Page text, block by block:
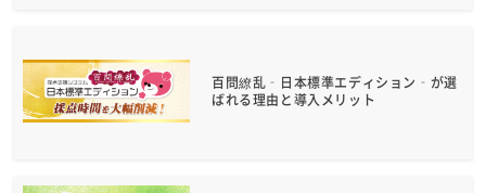
百問繚乱‑日本標準エディション‑が選
ばれる理由と導入メリット